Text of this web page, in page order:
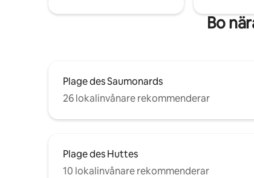
Bo
Plage des Saumonards
26 lokalinvånare rekommenderar
Plage des Huttes
10 lokalinvånare rekommenderar